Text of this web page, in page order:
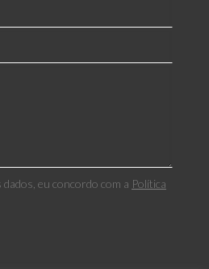
eu concordo com a Política